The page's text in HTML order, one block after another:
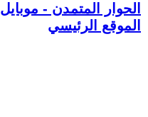
الحوار المتمدن - موبايل
الموقع الرئيسي